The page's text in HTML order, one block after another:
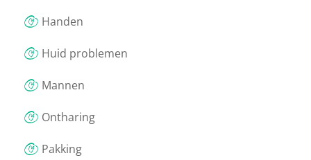
Handen
Huid problemen
Mannen
Ontharing
Pakking